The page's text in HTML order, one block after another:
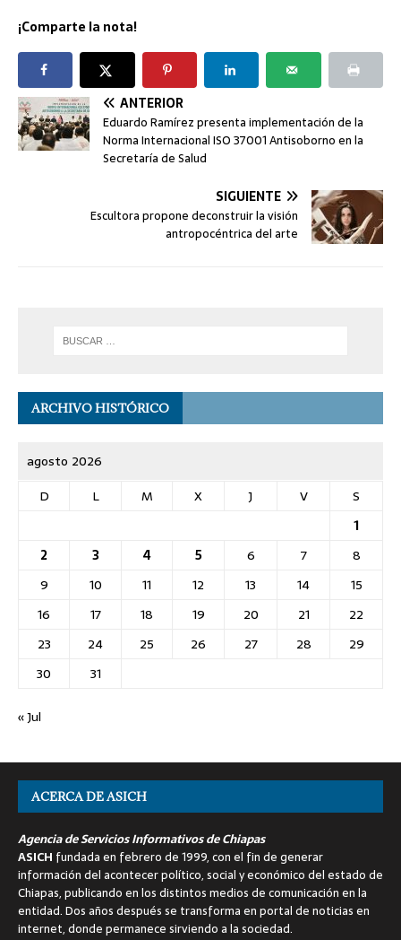
¡Comparte la nota!
ANTERIOR
Eduardo Ramírez presenta implementación de la
Norma Internacional ISO 37001 Antisoborno en la
Secretaría de Salud
SIGUIENTE
Escultora propone deconstruir la visión
antropocéntrica del arte
ARCHIVO HISTÓRICO
agosto 2026
D
L M X J V
S
1
2
3 4 5 6 7
8
9
10 11 12 13 14
15
16
17 18 19 20 21
22
23
24 25 26 27 28
29
30
31
« Jul
ACERCA DE ASICH
Agencia de Servicios Informativos de Chiapas
ASICH fundada en febrero de 1999, con el fin de generar
información del acontecer político, social y económico del estado de
Chiapas, publicando en los distintos medios de comunicación en la
entidad. Dos años después se transforma en portal de noticias en
internet, donde permanece sirviendo a la sociedad.